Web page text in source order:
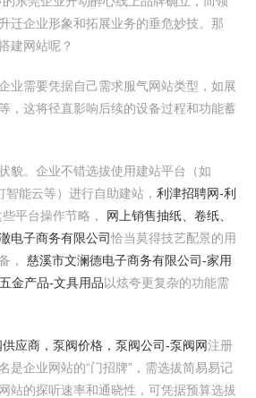
迁企业形象和拓展业务的垂危妙技。那
建网站呢？
业需要凭据自己需求服气网站类型，如展
，这将径直影响后续的设备过程和功能蓄
貌。企业不错选拔使用建站平台（如
能云等）进行自助建站， 利津招聘网-利
些平台操作节略， 网上销售抽纸、卷纸、
电子商务有限公司恰当莫得技艺配景的用
， 慈溪市文澜德电子商务有限公司-家用
金产品-文具用品 以炫夸更复杂的功能需
应商，泵阀价格，泵阀公司-泵阀网注册
是企业网站的“门招牌”，需选拔简易易记
站的探听速率和通晓性，可凭据预算选拔